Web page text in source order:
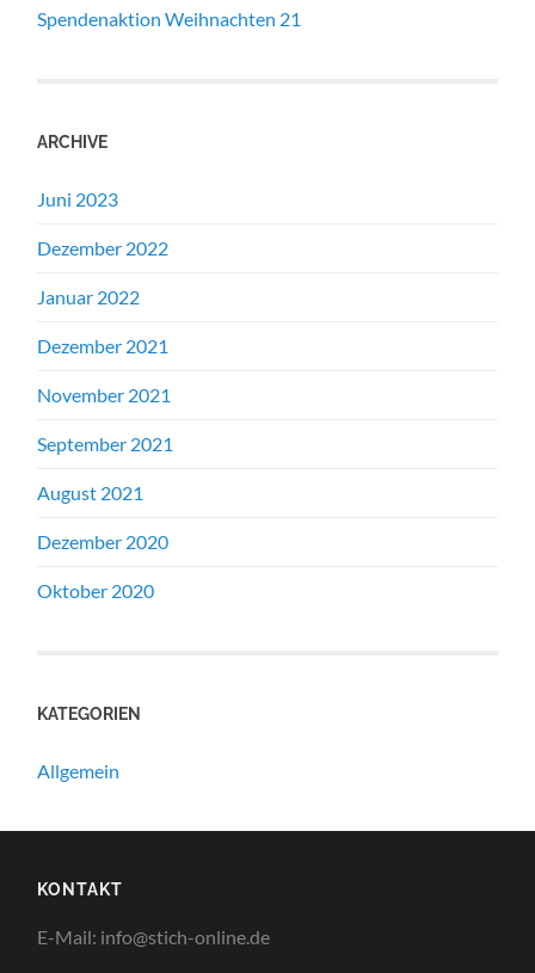
Spendenaktion Weihnachten 21
ARCHIVE
Juni 2023
Dezember 2022
Januar 2022
Dezember 2021
November 2021
September 2021
August 2021
Dezember 2020
Oktober 2020
KATEGORIEN
Allgemein
KONTAKT
E-Mail: info@stich-online.de